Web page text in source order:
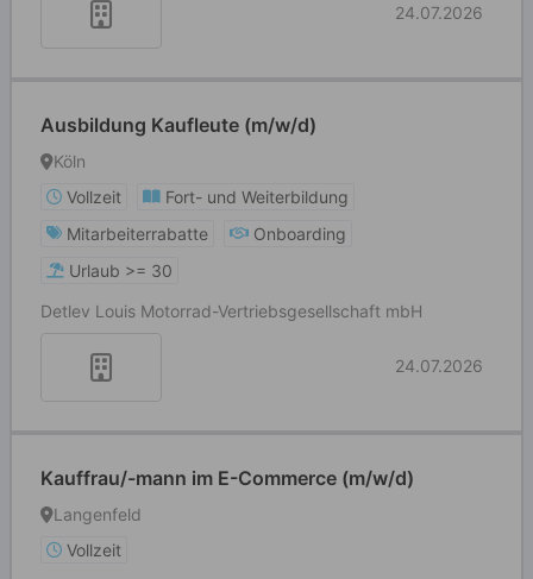
24.07.2026
Ausbildung Kaufleute (m/w/d)
Köln
Vollzeit
Fort- und Weiterbildung
Mitarbeiterrabatte
Onboarding
Urlaub >= 30
Detlev Louis Motorrad-Vertriebsgesellschaft mbH
24.07.2026
Kauffrau/-mann im E-Commerce (m/w/d)
Langenfeld
Vollzeit